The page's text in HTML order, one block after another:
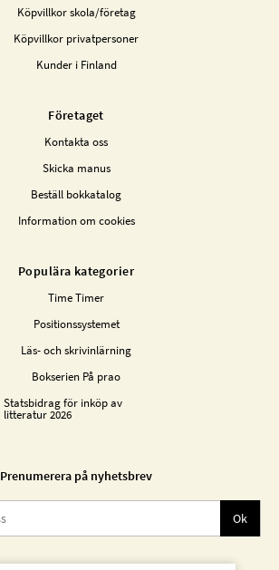
Köpvillkor skola/företag
Köpvillkor privatpersoner
Kunder i Finland
Företaget
Kontakta oss
Skicka manus
Beställ bokkatalog
Information om cookies
Populära kategorier
Time Timer
Positionssystemet
Läs- och skrivinlärning
Bokserien På prao
Statsbidrag för inköp av
litteratur 2026
Prenumerera på nyhetsbrev
Ok